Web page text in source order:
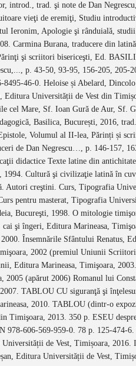
introd., trad. şi note de Dan
vieţi de eremiţi, Studiu
Ieronim, Apologie şi rânduială,
Carmina Burana, traducere din
şi scriitori bisericeşti, Ed.
p. 43-50, 93-95, 156-205, 205-
46-0. Heloise și Abelard,
Editura Universității de Vest din
cel Mare, Sf. Ioan Gură de Aur, Sf.
Basilica, București, 2016,
Volumul al II-lea, Părinți și
de Dan Negrescu…, p. 146-157,
didactice Texte latine din
1994. Cultură şi civilizaţie latină în
Autori creştini. Curs, Tipografia
pentru masterat, Tipografia
Bucureşti, 1998. O mitologie
şi îngeri, Editura Marineasa,
Însemnările Sfântului Renatus,
2002 (premiul Uniunii
Editura Marineasa, Timişoara,
2005 (apărut 2006) Romanul lui
TABLOU CU siguranţă şi
2010. TABLOU (dintr-o
Timişoara, 2013. 350 p. ESEU
978-606-569-959-0. 78 p. 125-474-
de Vest, Timișoara,
Editura Universității de Vest,